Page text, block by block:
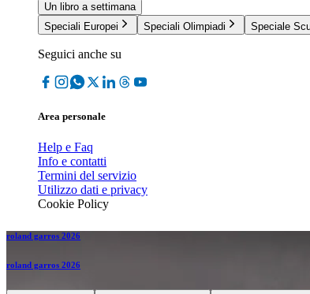
Un libro a settimana
Speciali Europei
Speciali Olimpiadi Speciale
Seguici anche su
Area personale
Help e Faq
Info e contatti
Termini del servizio
Utilizzo dati e privacy
Cookie Policy
roland garros 2026
roland garros 2026